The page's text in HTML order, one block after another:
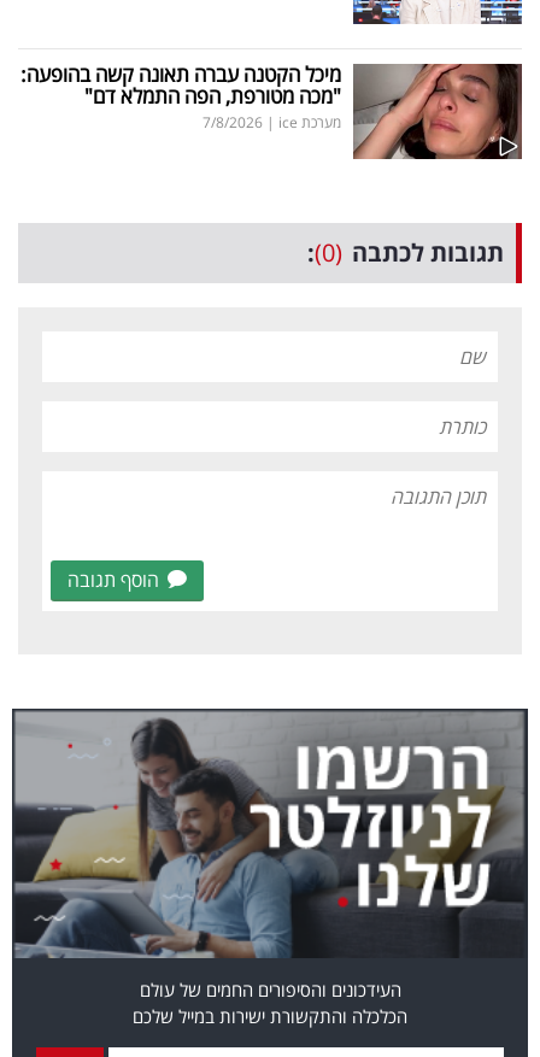
מיכל הקטנה עברה תאונה קשה בהופעה:
"מכה מטורפת, הפה התמלא דם"
מערכת ice |
7/8/2026
תגובות לכתבה (0)
:
הוסף תגובה
העידכונים והסיפורים החמים של עולם
הכלכלה והתקשורת ישירות במייל שלכם